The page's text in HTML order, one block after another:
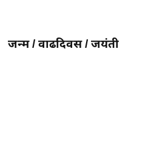
जन्म / वाढदिवस / जयंती